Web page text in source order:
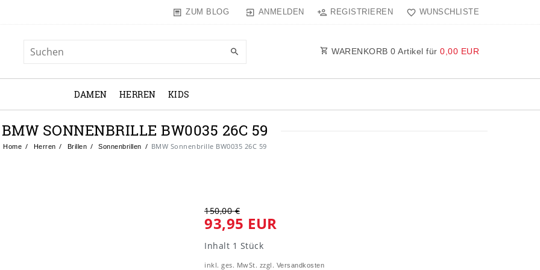
ZUM BLOG ANMELDEN REGISTRIEREN WUNSCHLISTE
WARENKORB 0 Artikel für 0,00 EUR
DAMEN HERREN KIDS
BMW SONNENBRILLE BW0035 26C 59
Home Herren Brillen Sonnenbrillen BMW Sonnenbrille BW0035 26C 59
150,00 €
93,95 EUR
Inhalt 1 Stück
inkl. ges. MwSt. zzgl. Versandkosten